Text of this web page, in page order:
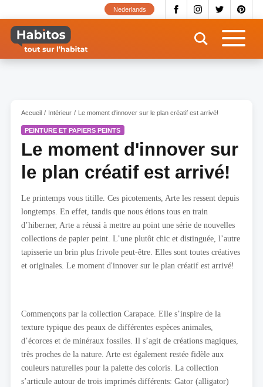
contenu
principal
Nederlands
Accueil Intérieur Le moment d'innover sur le plan créatif est arrivé!
PEINTURE ET PAPIERS PEINTS
Le moment d'innover sur
le plan créatif est arrivé!
Le printemps vous titille. Ces picotements, Arte les ressent depuis
longtemps. En effet, tandis que nous étions tous en train
d’hiberner, Arte a réussi à mettre au point une série de nouvelles
collections de papier peint. L’une plutôt chic et distinguée, l’autre
tapisserie un brin plus frivole peut-être. Elles sont toutes créatives
et originales. Le moment d'innover sur le plan créatif est arrivé!
Commençons par la collection Carapace. Elle s’inspire de la
texture typique des peaux de différentes espèces animales,
d’écorces et de minéraux fossiles. Il s’agit de créations magiques,
très proches de la nature. Arte est également restée fidèle aux
couleurs naturelles pour la palette des coloris. La collection
s’articule autour de trois imprimés différents: Gator (alligator)